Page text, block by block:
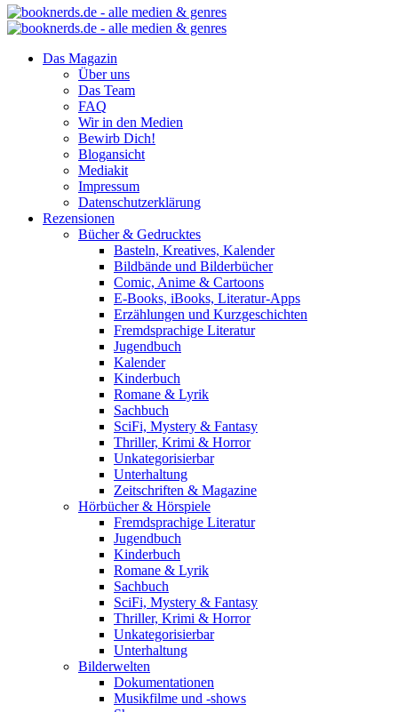
Das Magazin
Über uns
Das Team
FAQ
Wir in den Medien
Bewirb Dich!
Blogansicht
Mediakit
Impressum
Datenschutzerklärung
Rezensionen
Bücher & Gedrucktes
Basteln, Kreatives, Kalender
Bildbände und Bilderbücher
Comic, Anime & Cartoons
E-Books, iBooks, Literatur-Apps
Erzählungen und Kurzgeschichten
Fremdsprachige Literatur
Jugendbuch
Kalender
Kinderbuch
Romane & Lyrik
Sachbuch
SciFi, Mystery & Fantasy
Thriller, Krimi & Horror
Unkategorisierbar
Unterhaltung
Zeitschriften & Magazine
Hörbücher & Hörspiele
Fremdsprachige Literatur
Jugendbuch
Kinderbuch
Romane & Lyrik
Sachbuch
SciFi, Mystery & Fantasy
Thriller, Krimi & Horror
Unkategorisierbar
Unterhaltung
Bilderwelten
Dokumentationen
Musikfilme und -shows